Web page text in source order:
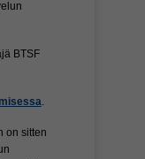
BTSF
.
on sitten